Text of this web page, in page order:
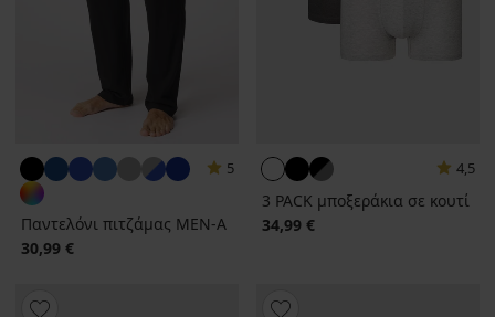
5
Παντελόνι πιτζάμας MEN-A
30,99 €
4,5
3 PACK μποξεράκια σε κουτί
34,99 €